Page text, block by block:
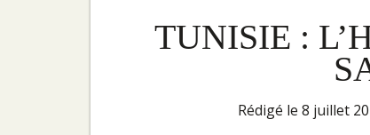
TUNISIE :
rédigé le 8 juillet